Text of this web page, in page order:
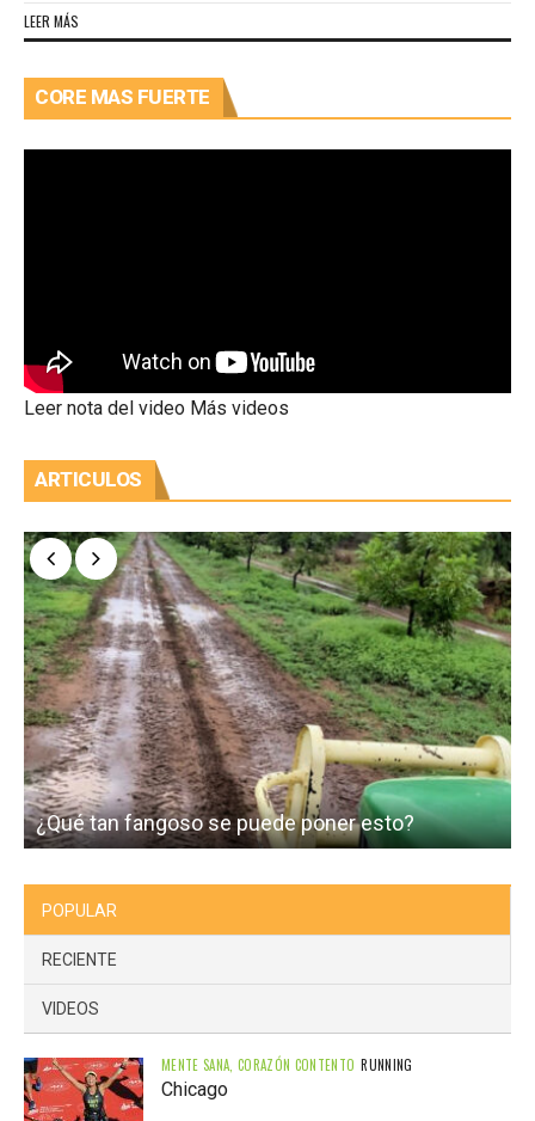
LEER MÁS
CORE MAS FUERTE
Leer nota del video Más videos
ARTICULOS
¿Qué tan fangoso se puede poner esto?
POPULAR
RECIENTE
VIDEOS
MENTE SANA, CORAZÓN CONTENTO RUNNING
Chicago